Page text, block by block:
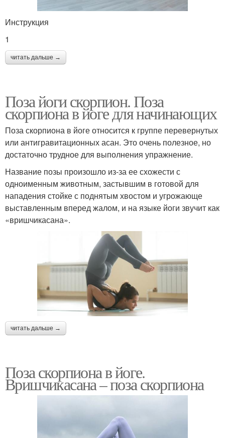
Инструкция
1
читать дальше →
Поза йоги скорпион. Поза
скорпиона в йоге для начинающих
Поза скорпиона в йоге относится к группе перевернутых
или антигравитационных асан. Это очень полезное, но
достаточно трудное для выполнения упражнение.
Название позы произошло из-за ее схожести с
одноименным животным, застывшим в готовой для
нападения стойке с поднятым хвостом и угрожающе
выставленным вперед жалом, и на языке йоги звучит как
«вришчикасана».
читать дальше →
Поза скорпиона в йоге.
Вришчикасана – поза скорпиона